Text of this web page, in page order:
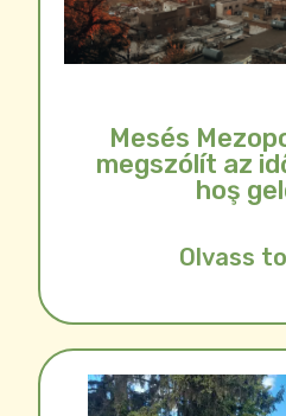
Mesés
megszólít az
hoş
Olvass